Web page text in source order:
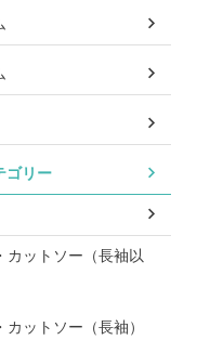
ゴリー
カットソー（長袖以
カットソー（長袖）